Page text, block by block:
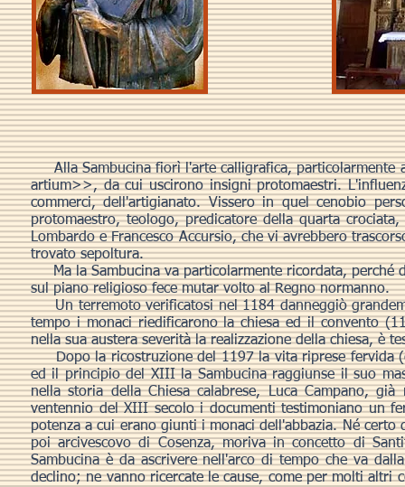
Alla Sambucina fiorì l'arte calligrafica, particolarmente
artium>>, da cui uscirono insigni protomaestri.
commerci, dell'artigianato. Vissero in quel cenobio
protomaestro, teologo, predicatore della quarta
Lombardo e Francesco Accursio, che vi avrebbero
trovato sepoltura.
Ma la Sambucina va particolarmente ricordata, perché
sul piano religioso fece mutar volto al Regno normanno.
Un terremoto verificatosi nel 1184 danneggiò
tempo i monaci riedificarono la chiesa ed il convento
nella sua austera severità la realizzazione della chiesa, è
Dopo la ricostruzione del 1197 la vita riprese fervida
ed il principio del XIII la Sambucina raggiunse il suo
nella storia della Chiesa calabrese, Luca Campano,
ventennio del XIII secolo i documenti testimoniano un
potenza a cui erano giunti i monaci dell'abbazia. Né
poi arcivescovo di Cosenza, moriva in concetto di
Sambucina è da ascrivere nell'arco di tempo che va
declino; ne vanno ricercate le cause, come per molti altri